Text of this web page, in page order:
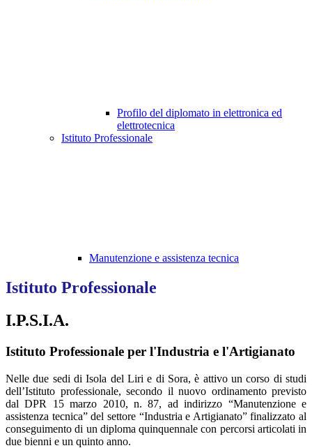
Profilo del diplomato in elettronica ed
elettrotecnica
Istituto Professionale
Manutenzione e assistenza tecnica
Istituto Professionale
I.P.S.I.A.
Istituto Professionale per l'Industria e l'Artigianato
Nelle due sedi di Isola del Liri e di Sora, è attivo un corso di studi
dell’Istituto professionale, secondo il nuovo ordinamento previsto
dal DPR 15 marzo 2010, n. 87, ad indirizzo “Manutenzione e
assistenza tecnica” del settore “Industria e Artigianato” finalizzato al
conseguimento di un diploma quinquennale con percorsi articolati in
due bienni e un quinto anno.